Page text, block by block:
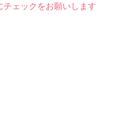
ェックをお願いします